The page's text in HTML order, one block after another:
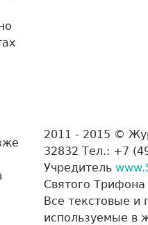
2011 - 2015 ©
32832 Тел.: +7
Учредитель
Святого
Все текстовые и
используемые в